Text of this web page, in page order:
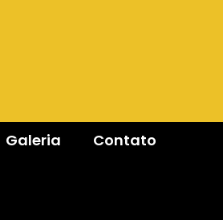
Galeria Contato